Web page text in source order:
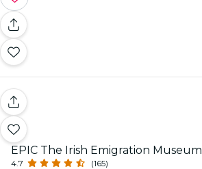
EPIC The Irish Emigration Museum
4.7 (165)